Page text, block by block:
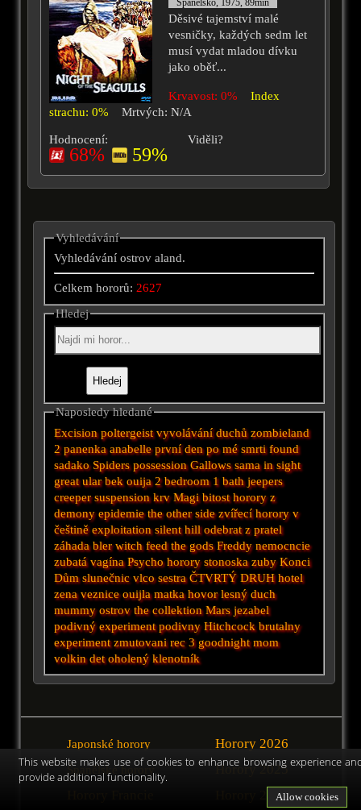
Španělsko, 1975, 89min
Děsivé tajemství malé
vesničky, každých sedm let
musí vydat mladou dívku
jako oběť...
Krvavost: 0%
Index
strachu: 0%
Mrtvých: N/A
Hodnocení:
68% 59%
Viděli?
Vyhledávání
Vyhledávání ostrov aland.
Celkem hororů:2627
Hledej
Naposledy hledané
Excision poltergeist vyvolávání duchů zombieland
2 panenka anabelle první den po mé smrti found
sadakoSpiders possession Gallows sama in sight
greatular bek ouija 2 bedroom 1 bath jeepers
creeper suspension krv Magi bitost horory z
demony epidemie the other side zvířecí horory v
češtině exploitation silent hill odebrat z pratel
záhada bler witch feed the gods Freddy nemocncie
zubatá vagína Psycho horory stonoska zuby Konci
Dům slunečnic vlco sestra ČTVRTÝ DRUH hotel
zena veznice ouijla matka hovor lesný duch
mummy ostrov the collektion Mars jezabel
podivný experiment podivny Hitchcock brutalny
experiment zmutovani rec 3 goodnight mom
volkin det oholený klenotník
Japonské horory
Španělské horory
Horory 2026
Horory 2025
Horory 2024
This website makes use of cookies to enhance browsing experience
provide additional functionality.
Allow cookies